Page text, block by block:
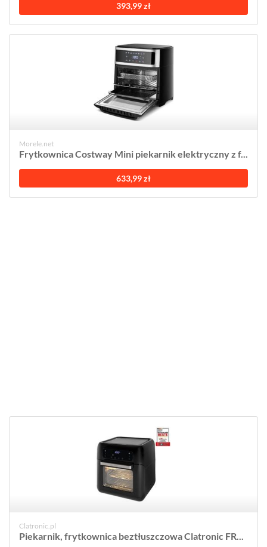
393,99 zł
Morele.net
Frytkownica Costway Mini piekarnik elektryczny z f...
633,99 zł
Clatronic.pl
Piekarnik, frytkownica beztłuszczowa Clatronic FR...